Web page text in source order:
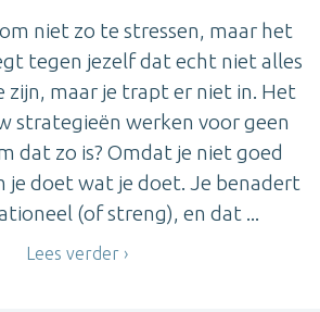
niet zo te stressen, maar het
tegen jezelf dat echt niet alles
maar je trapt er niet in. Het
strategieën werken voor geen
dat zo is? Omdat je niet goed
je doet wat je doet. Je benadert
(of streng), en dat ...
Lees verder